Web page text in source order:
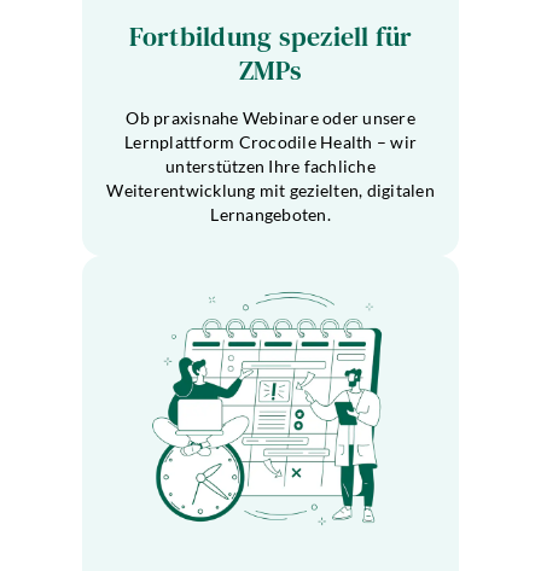
Fortbildung speziell für
ZMPs
Ob praxisnahe Webinare oder unsere
Lernplattform Crocodile Health – wir
unterstützen Ihre fachliche
Weiterentwicklung mit gezielten, digitalen
Lernangeboten.